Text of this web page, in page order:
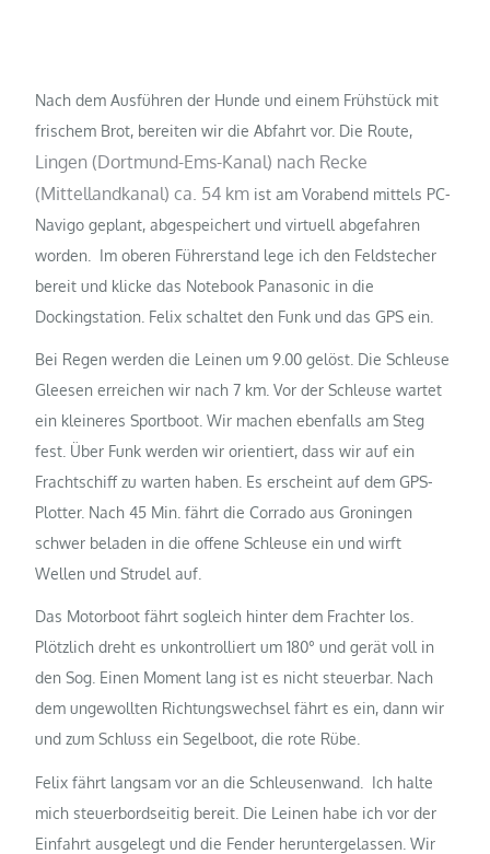
Nach dem Ausführen der Hunde und einem Frühstück mit
frischem Brot, bereiten wir die Abfahrt vor. Die Route,
Lingen (Dortmund-Ems-Kanal) nach Recke
(Mittellandkanal) ca. 54 km ist am Vorabend mittels PC-
Navigo geplant, abgespeichert und virtuell abgefahren
worden. Im oberen Führerstand lege ich den Feldstecher
bereit und klicke das Notebook Panasonic in die
Dockingstation. Felix schaltet den Funk und das GPS ein.
Bei Regen werden die Leinen um 9.00 gelöst. Die Schleuse
Gleesen erreichen wir nach 7 km. Vor der Schleuse wartet
ein kleineres Sportboot. Wir machen ebenfalls am Steg
fest. Über Funk werden wir orientiert, dass wir auf ein
Frachtschiff zu warten haben. Es erscheint auf dem GPS-
Plotter. Nach 45 Min. fährt die Corrado aus Groningen
schwer beladen in die offene Schleuse ein und wirft
Wellen und Strudel auf.
Das Motorboot fährt sogleich hinter dem Frachter los.
Plötzlich dreht es unkontrolliert um 180° und gerät voll in
den Sog. Einen Moment lang ist es nicht steuerbar. Nach
dem ungewollten Richtungswechsel fährt es ein, dann wir
und zum Schluss ein Segelboot, die rote Rübe.
Felix fährt langsam vor an die Schleusenwand. Ich halte
mich steuerbordseitig bereit. Die Leinen habe ich vor der
Einfahrt ausgelegt und die Fender heruntergelassen. Wir